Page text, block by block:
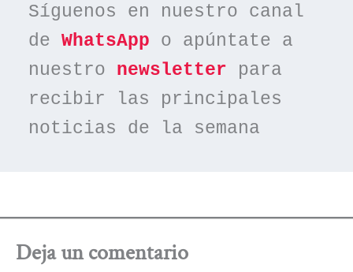
Síguenos en nuestro canal
de WhatsApp o apúntate a
nuestro newsletter para
recibir las principales
noticias de la semana
Deja un comentario